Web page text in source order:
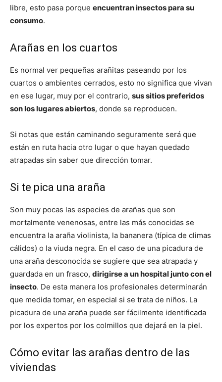
libre, esto pasa porque encuentran insectos para su
consumo.
Arañas en los cuartos
Es normal ver pequeñas arañitas paseando por los
cuartos o ambientes cerrados, esto no significa que vivan
en ese lugar, muy por el contrario, sus sitios preferidos
son los lugares abiertos, donde se reproducen.
Si notas que están caminando seguramente será que
están en ruta hacia otro lugar o que hayan quedado
atrapadas sin saber que dirección tomar.
Si te pica una araña
Son muy pocas las especies de arañas que son
mortalmente venenosas, entre las más conocidas se
encuentra la araña violinista, la bananera (típica de climas
cálidos) o la viuda negra. En el caso de una picadura de
una araña desconocida se sugiere que sea atrapada y
guardada en un frasco, dirigirse a un hospital junto con el
insecto. De esta manera los profesionales determinarán
que medida tomar, en especial si se trata de niños. La
picadura de una araña puede ser fácilmente identificada
por los expertos por los colmillos que dejará en la piel.
Cómo evitar las arañas dentro de las
viviendas